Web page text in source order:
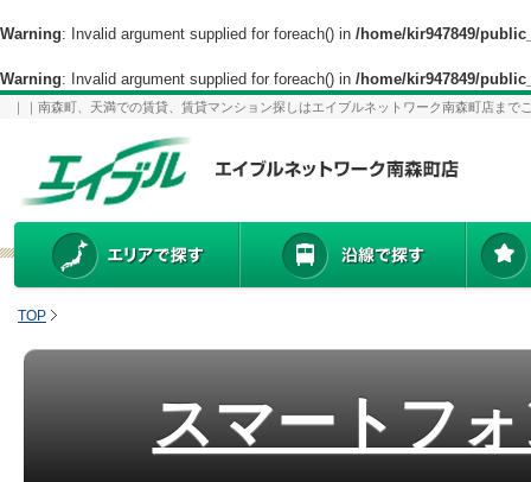
Warning: Invalid argument supplied for foreach() in /home/kir947849/
Warning: Invalid argument supplied for foreach() in /home/kir947849/
｜｜南森町、天満での賃貸、賃貸マンション探しはエイブルネットワーク南森町店まで
TOP
スマートフ